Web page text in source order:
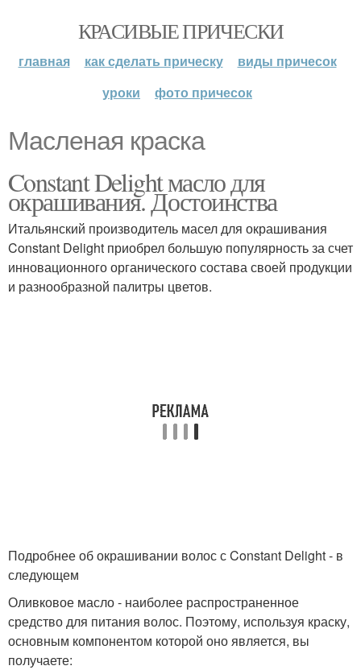
КРАСИВЫЕ ПРИЧЕСКИ
главная как сделать прическу
виды причесок
уроки
фото причесок
Масленая краска
Constant Delight масло для
окрашивания. Достоинства
Итальянский производитель масел для окрашивания
Constant Delight приобрел большую популярность за счет
инновационного органического состава своей продукции
и разнообразной палитры цветов.
Подробнее об окрашивании волос с Constant Delight - в
следующем
Оливковое масло - наиболее распространенное
средство для питания волос. Поэтому, используя краску,
основным компонентом которой оно является, вы
получаете: